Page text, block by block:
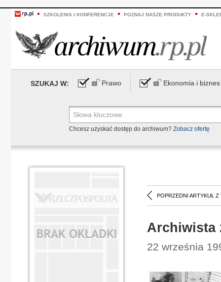
SZKOLENIA I KONFERENCJE POZNAJ NASZE PRODUKTY E-
SZUKAJ W: Prawo Ekonomia i biznes
Chcesz uzyskać dostęp do archiwum? Zobacz ofertę
POPRZEDNI ARTYKUŁ Z
Archiwista
22 września